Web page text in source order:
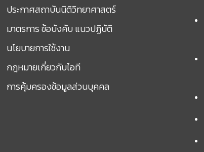
ประกาศสถาบันนิติวิทยาศาสตร์
มาตรการ ข้อบังคับ แนวปฏิบัติ
นโยบายการใช้งาน
กฎหมายเกี่ยวกับไอที
การคุ้มครองข้อมูลส่วนบุคคล